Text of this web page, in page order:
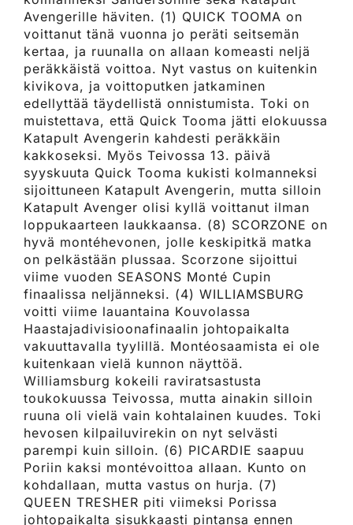
Avengerille häviten. (1) QUICK TOOMA on
voittanut tänä vuonna jo peräti seitsemän
kertaa, ja ruunalla on allaan komeasti neljä
peräkkäistä voittoa. Nyt vastus on kuitenkin
kivikova, ja voittoputken jatkaminen
edellyttää täydellistä onnistumista. Toki on
muistettava, että Quick Tooma jätti elokuussa
Katapult Avengerin kahdesti peräkkäin
kakkoseksi. Myös Teivossa 13. päivä
syyskuuta Quick Tooma kukisti kolmanneksi
sijoittuneen Katapult Avengerin, mutta silloin
Katapult Avenger olisi kyllä voittanut ilman
loppukaarteen laukkaansa. (8) SCORZONE on
hyvä montéhevonen, jolle keskipitkä matka
on pelkästään plussaa. Scorzone sijoittui
viime vuoden SEASONS Monté Cupin
finaalissa neljänneksi. (4) WILLIAMSBURG
voitti viime lauantaina Kouvolassa
Haastajadivisioonafinaalin johtopaikalta
vakuuttavalla tyylillä. Montéosaamista ei ole
kuitenkaan vielä kunnon näyttöä.
Williamsburg kokeili raviratsastusta
toukokuussa Teivossa, mutta ainakin silloin
ruuna oli vielä vain kohtalainen kuudes. Toki
hevosen kilpailuvirekin on nyt selvästi
parempi kuin silloin. (6) PICARDIE saapuu
Poriin kaksi montévoittoa allaan. Kunto on
kohdallaan, mutta vastus on hurja. (7)
QUEEN TRESHER piti viimeksi Porissa
johtopaikalta sisukkaasti pintansa ennen